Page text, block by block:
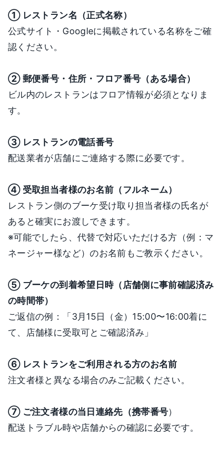
① レストラン名（正式名称）
公式サイト・Googleに掲載されている名称をご確
認ください。
② 郵便番号・住所・フロア番号（ある場合）
ビル内のレストランはフロア情報が必須となりま
す。
③ レストランの電話番号
配送業者が店舗にご連絡する際に必要です。
④ 受取担当者様のお名前（フルネーム）
レストラン側のブーケ受け取り担当者様の氏名が
あると確実にお渡しできます。
※可能でしたら、代替で対応いただける方（例：マ
ネージャー様など）のお名前もご教示ください。
⑤ ブーケの到着希望日時（店舗側に事前確認済み
の時間帯）
ご返信の例：「3月15日（金）15:00〜16:00着に
て、店舗様に受取可とご確認済み」
⑥ レストランをご利用される方のお名前
注文者様と異なる場合のみご記載ください。
⑦ ご注文者様の当日連絡先（携帯番号）
配送トラブル時や店舗からの確認に必要です。